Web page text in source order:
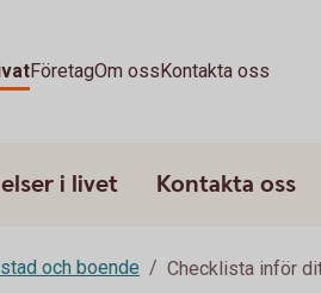
FöretagOm ossKontakta oss
i livet Kontakta oss
och boende Checklista inför